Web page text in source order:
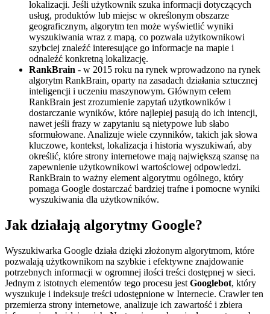
lokalizacji. Jeśli użytkownik szuka informacji dotyczących
usług, produktów lub miejsc w określonym obszarze
geograficznym, algorytm ten może wyświetlić wyniki
wyszukiwania wraz z mapą, co pozwala użytkownikowi
szybciej znaleźć interesujące go informacje na mapie i
odnaleźć konkretną lokalizację.
RankBrain - w 2015 roku na rynek wprowadzono na rynek
algorytm RankBrain, oparty na zasadach działania sztucznej
inteligencji i uczeniu maszynowym. Głównym celem
RankBrain jest zrozumienie zapytań użytkowników i
dostarczanie wyników, które najlepiej pasują do ich intencji,
nawet jeśli frazy w zapytaniu są nietypowe lub słabo
sformułowane. Analizuje wiele czynników, takich jak słowa
kluczowe, kontekst, lokalizacja i historia wyszukiwań, aby
określić, które strony internetowe mają największą szansę na
zapewnienie użytkownikowi wartościowej odpowiedzi.
RankBrain to ważny element algorytmu ogólnego, który
pomaga Google dostarczać bardziej trafne i pomocne wyniki
wyszukiwania dla użytkowników.
Jak działają algorytmy Google?
Wyszukiwarka Google działa dzięki złożonym algorytmom, które
pozwalają użytkownikom na szybkie i efektywne znajdowanie
potrzebnych informacji w ogromnej ilości treści dostępnej w sieci.
Jednym z istotnych elementów tego procesu jest Googlebot, który
wyszukuje i indeksuje treści udostępnione w Internecie. Crawler ten
przemierza strony internetowe, analizuje ich zawartość i zbiera